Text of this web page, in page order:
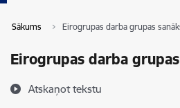
Sākums Eirogrupas darba grupas
Eirogrupas darba
Atskaņot tekstu